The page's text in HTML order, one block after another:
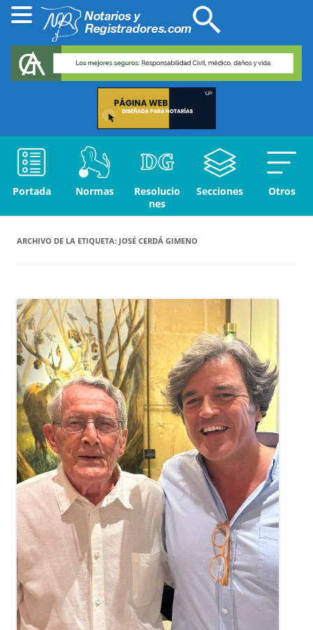
Portada Normas
Resolucio
nes
Secciones Otros
ARCHIVO DE LA ETIQUETA: JOSÉ CERDÁ GIMENO